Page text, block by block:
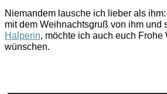
Niemandem lausche ich lieber als ihm:
mit dem Weihnachtsgruß von ihm und
Halperin, möchte ich auch euch Frohe
wünschen.